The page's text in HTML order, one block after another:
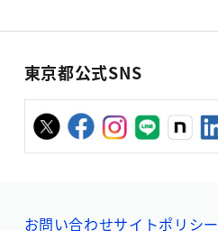
東京都公式SNS
お問い合わせサイトポリシー